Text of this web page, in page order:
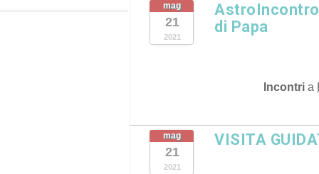
mag
21
2021
di Papa
Incontri a
mag
21
2021
VISITA